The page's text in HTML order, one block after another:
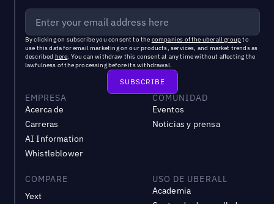
By clicking on subscribe you consent to the companies of the uberall groupto
use this data for email marketing on our products, services, and market trends as
described here. You can withdraw this consent at any time without affecting the
lawfulness of the processing before its withdrawal.
EMPRESA
Acerca de
Carreras
AI Information
Whistleblower
COMUNIDAD
Eventos
Noticias y prensa
COMPARE
Yext
USO DE UBERALL
Academia